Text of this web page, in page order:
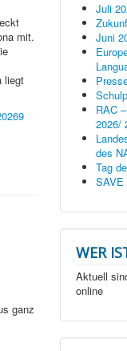
mit.
liegt
ganz
Juli
Juni
RAC
2026/
des
Tag
SAVE
WER
Aktuell
online